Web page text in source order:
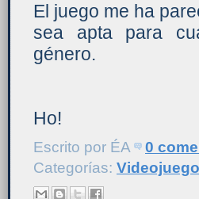
El juego me ha
sea apta para
género.
Ho!
Escrito por ÉA
0
Categorías: